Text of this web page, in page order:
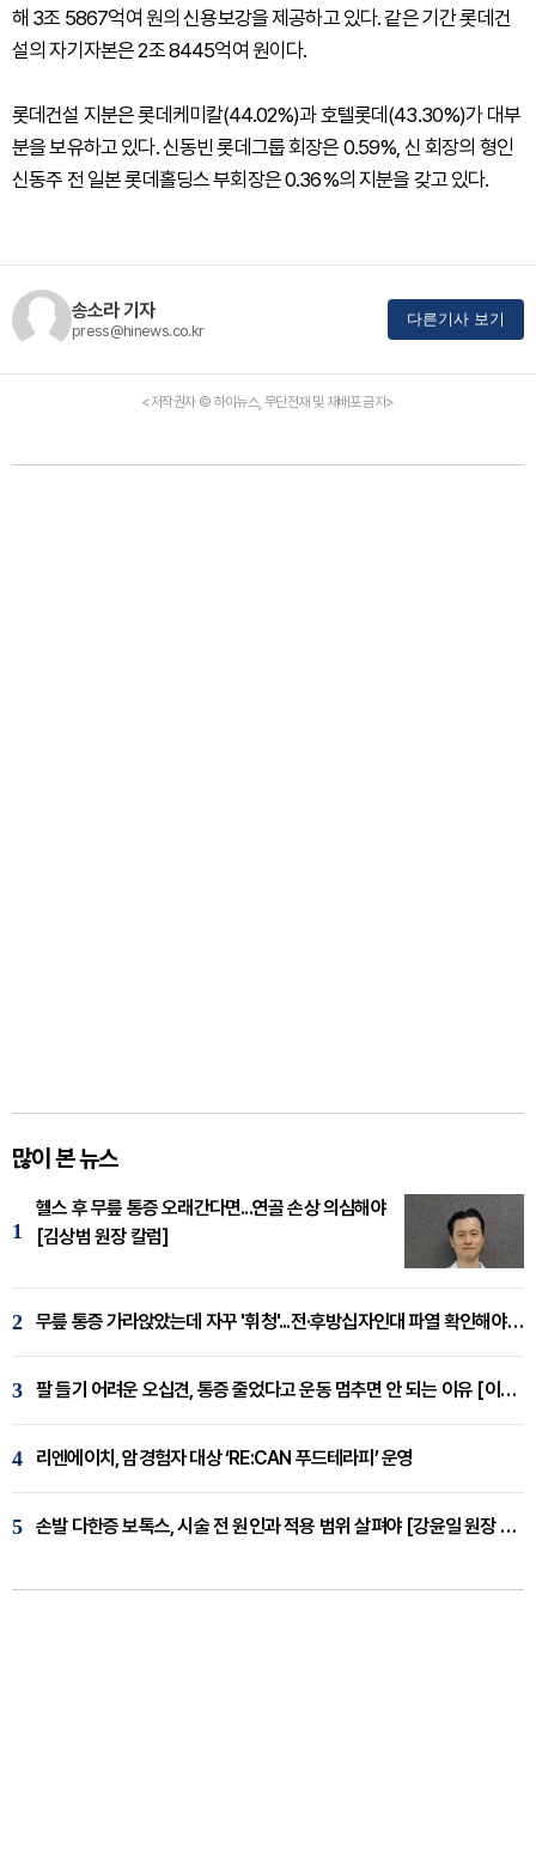
해 3조 5867억여 원의 신용보강을 제공하고 있다. 같은 기간 롯데건
설의 자기자본은 2조 8445억여 원이다.
롯데건설 지분은 롯데케미칼(44.02%)과 호텔롯데(43.30%)가 대부
분을 보유하고 있다. 신동빈 롯데그룹 회장은 0.59%, 신 회장의 형인
신동주 전 일본 롯데홀딩스 부회장은 0.36%의 지분을 갖고 있다.
송소라 기자
press@hinews.co.kr
다른기사 보기
<저작권자 © 하이뉴스, 무단전재 및 재배포 금지>
많이 본 뉴스
1
헬스 후 무릎 통증 오래간다면...연골 손상 의심해야
[김상범 원장 칼럼]
2 무릎 통증 가라앉았는데 자꾸 '휘청'...전·후방십자인대 파열 확인해야 [곽우경 원장 칼럼]
3 팔 들기 어려운 오십견, 통증 줄었다고 운동 멈추면 안 되는 이유 [이병욱 원장 칼럼]
4 리엔에이치, 암경험자 대상 ‘RE:CAN 푸드테라피’ 운영
5 손발 다한증 보톡스, 시술 전 원인과 적용 범위 살펴야 [강윤일 원장 칼럼]